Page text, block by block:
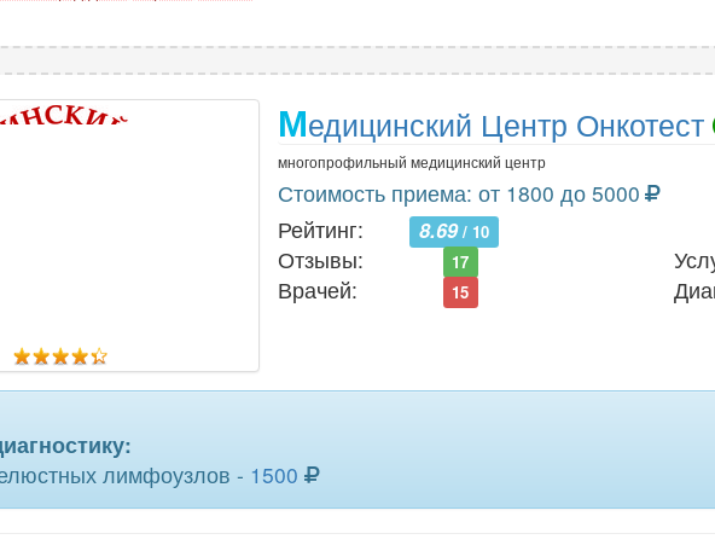
Медицинский Центр Онкотест
многопрофильный медицинский центр
Стоимость приема: от 1800 до 5000
Рейтинг:
8.69/ 10
Отзывы: 17
Врачей: 15
лимфоузлов - 1500